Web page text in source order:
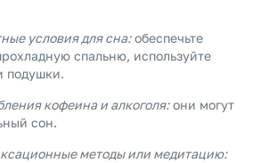
условия для сна:обеспечьте
спальню, используйте
подушки.
кофеина и алкоголя:они могут
сон.
методы или медитацию: